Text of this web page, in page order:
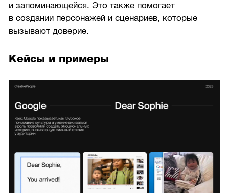
и запоминающейся. Это также помогает
в создании персонажей и сценариев, которые
вызывают доверие.
Кейсы и примеры